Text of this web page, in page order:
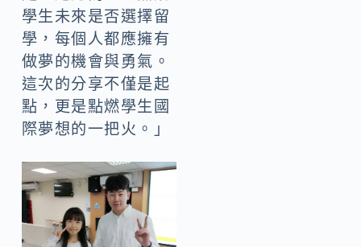
學生未來是否選擇留
學，每個人都應擁有
做夢的機會與勇氣。
這次的分享不僅是起
點，更是點燃學生國
際夢想的一把火。」